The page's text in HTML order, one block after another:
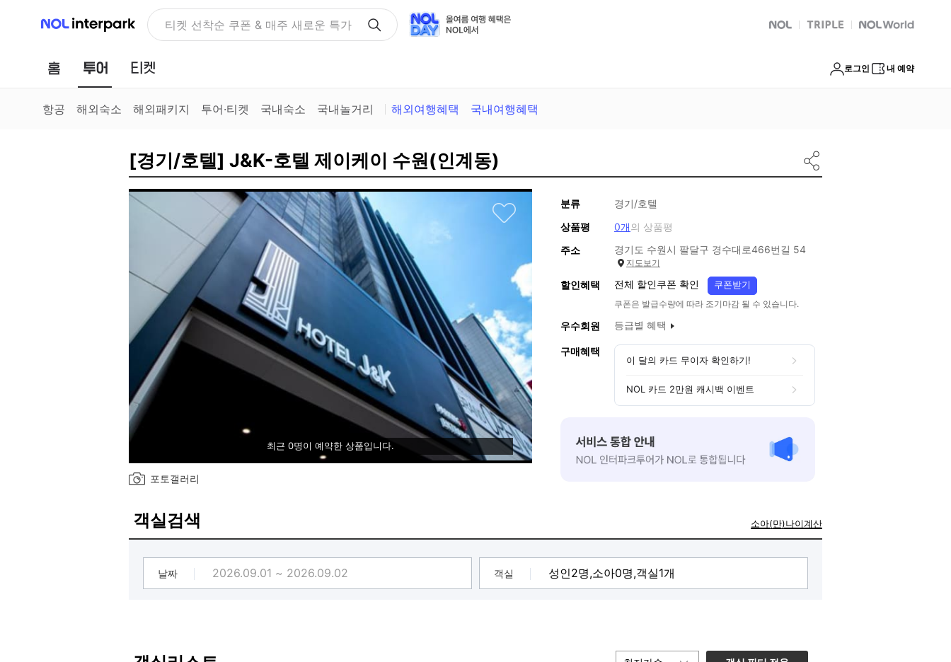
NOL 인터파크 NOLDAY, 최대 70% 여행 혜택 NOL 트리플 Global Interpark
홈 투어 로그인 내 예약
항공 해외숙소 해외패키지 투어·티켓 국내숙소 국내놀거리 해외여행혜택 국내여행혜택
[경기/호텔] J&K-호텔 제이케이 수원(인계동)
최근 0명이 예약한 상품입니다.
포토갤러리
분류
경기/호텔
상품평
0개의 상품평
주소
경기도 수원시 팔달구 경수대로466번길 54
지도보기
할인혜택 전체 할인쿠폰 확인 쿠폰받기
쿠폰은 발급수량에 따라 조기마감 될 수 있습니다.
우수회원 등급별 혜택
구매혜택
이 달의 카드 무이자 확인하기!
NOL 카드 2만원 캐시백 이벤트
객실검색 소아(만)나이계산
날짜 객실